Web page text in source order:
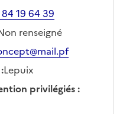
19 64 39
renseigné
:Lepuix
privilégiés: